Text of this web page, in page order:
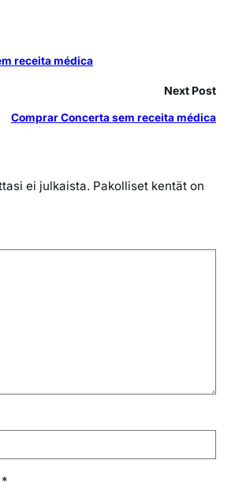
receita médica
Next Post
Comprar Concerta sem receita médica
ei julkaista. Pakolliset kentät on
*